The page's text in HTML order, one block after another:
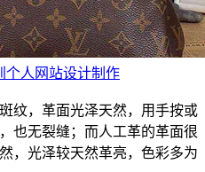
个人网站设计制作
纹，革面光泽天然，用手按或
也无裂缝；而人工革的革面很
，光泽较天然革亮，色彩多为